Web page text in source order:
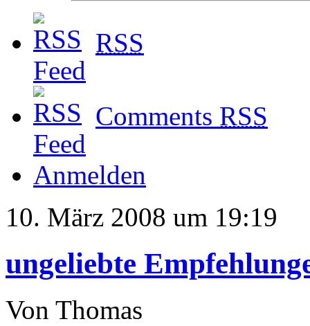
RSS
Comments RSS
Anmelden
10. März 2008 um 19:19
ungeliebte
Von Thomas